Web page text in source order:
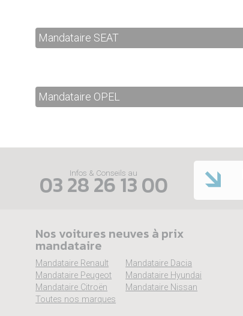
Mandataire SEAT
Mandataire OPEL
Infos & Conseils au
03 28 26 13 00
Nos voitures neuves à prix
mandataire
Mandataire Renault
Mandataire Peugeot
Mandataire Citroën
Toutes nos marques
Mandataire Dacia
Mandataire Hyundai
Mandataire Nissan